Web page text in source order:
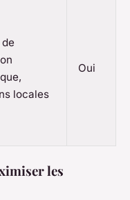
locales
Oui
les